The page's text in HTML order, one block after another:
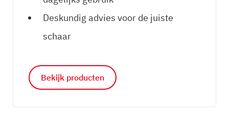
Deskundig advies voor de juiste
schaar
Bekijk producten